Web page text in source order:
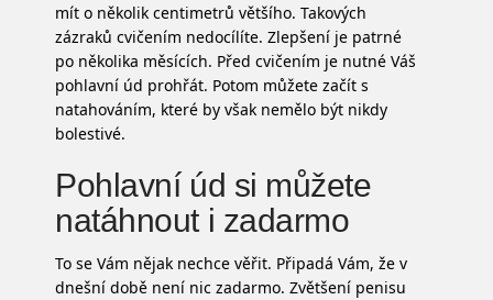
mít o několik centimetrů většího. Takových
zázraků cvičením nedocílíte. Zlepšení je patrné
po několika měsících. Před cvičením je nutné Váš
pohlavní úd prohřát. Potom můžete začít s
natahováním, které by však nemělo být nikdy
bolestivé.
Pohlavní úd si můžete
natáhnout i zadarmo
To se Vám nějak nechce věřit. Připadá Vám, že v
dnešní době není nic zadarmo. Zvětšení penisu